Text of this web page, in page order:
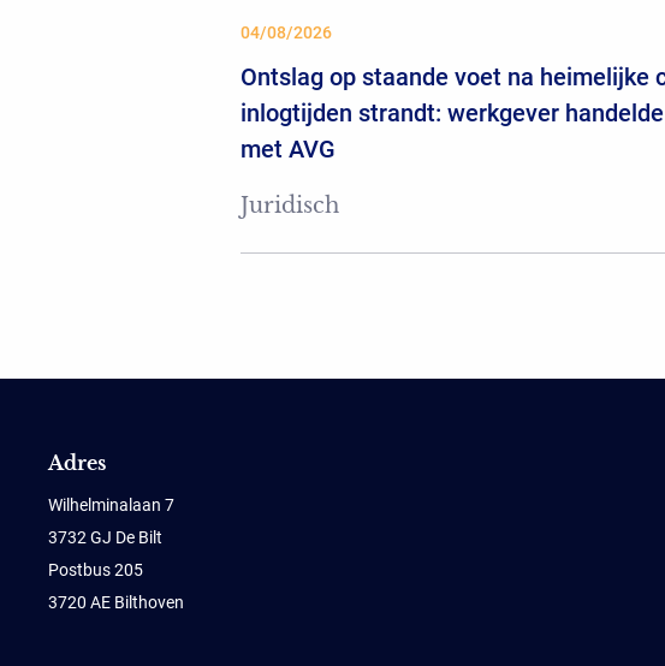
04/08/2026
Ontslag op staande voet na heimelijke
inlogtijden strandt: werkgever
met AVG
Juridisch
Adres
Wilhelminalaan 7
3732 GJ De Bilt
Postbus 205
3720 AE Bilthoven